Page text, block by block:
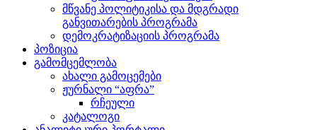
მწვანე პოლიტიკისა და მდგრადი
განვითარების პროგრამა
დემოკრატიზაციის პროგრამა
პოზიცია
გამომცემლობა
ახალი გამოცემები
ჟურნალი “აფრა”
რჩეული
კატალოგი